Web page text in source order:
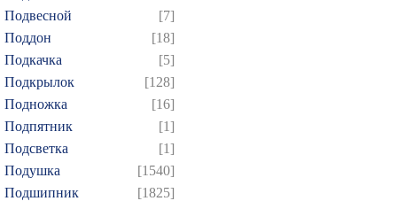
Подвесной
[7]
Поддон
[18]
Подкачка
[5]
Подкрылок
[128]
Подножка
[16]
Подпятник
[1]
Подсветка
[1]
Подушка
[1540]
Подшипник
[1825]